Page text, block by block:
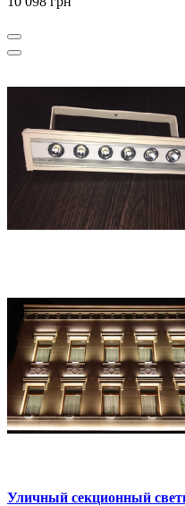
Уличный секционный